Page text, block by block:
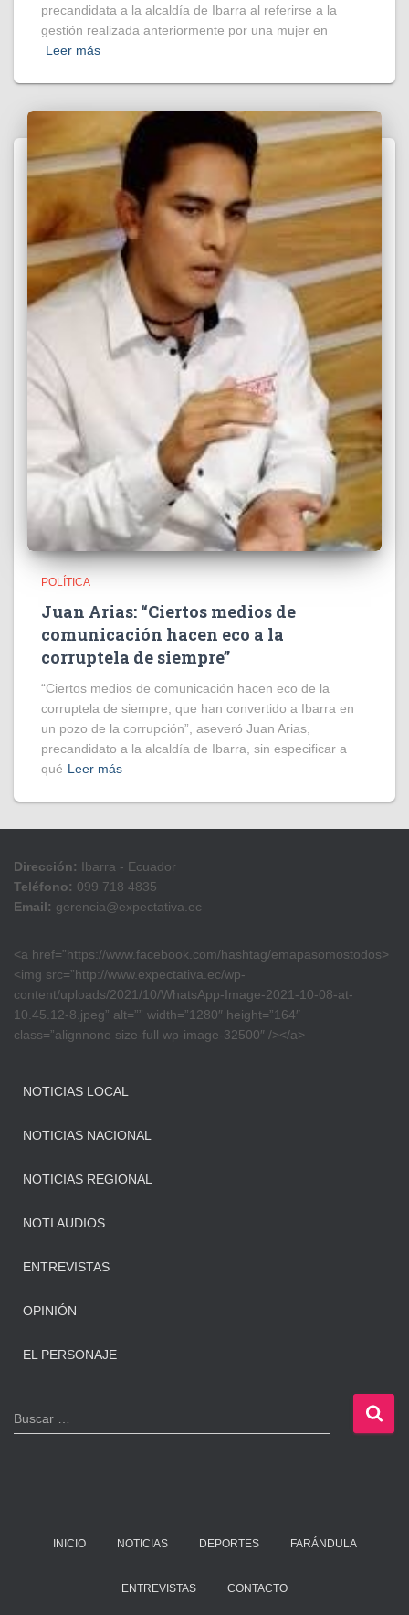
precandidata a la alcaldía de Ibarra al referirse a la
gestión realizada anteriormente por una mujer en
Leer más
POLÍTICA
Juan Arias: “Ciertos medios de
comunicación hacen eco a la
corruptela de siempre”
“Ciertos medios de comunicación hacen eco de la
corruptela de siempre, que han convertido a Ibarra en
un pozo de la corrupción”, aseveró Juan Arias,
precandidato a la alcaldía de Ibarra, sin especificar a
qué Leer más
Dirección: Ibarra - Ecuador
Teléfono: 099 718 4835
Email: gerencia@expectativa.ec
<a href=”https://www.facebook.com/hashtag/emapasomostodos>
<img src=”http://www.expectativa.ec/wp-
content/uploads/2021/10/WhatsApp-Image-2021-10-08-at-
10.45.12-8.jpeg” alt=”” width=”1280″ height=”164″
class=”alignnone size-full wp-image-32500″ /></a>
NOTICIAS LOCAL
NOTICIAS NACIONAL
NOTICIAS REGIONAL
NOTI AUDIOS
ENTREVISTAS
OPINIÓN
EL PERSONAJE
B
u
Buscar …
INICIO NOTICIAS DEPORTES FARÁNDULA
ENTREVISTAS CONTACTO